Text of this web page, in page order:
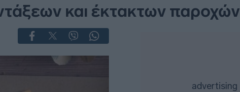
και έκτακτων παροχών